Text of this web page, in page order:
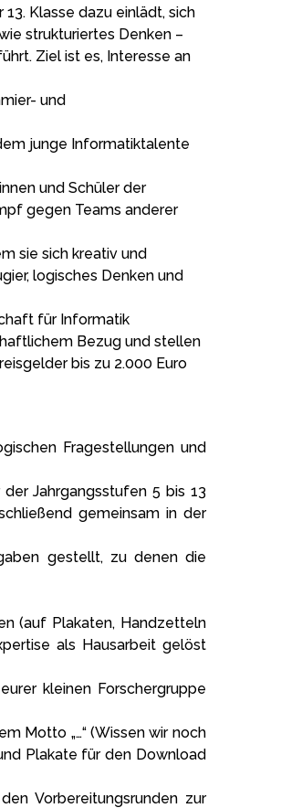
Klasse dazu einlädt, sich
strukturiertes Denken –
Ziel ist es, Interesse an
und
junge Informatiktalente
und Schüler der
gegen Teams anderer
sie sich kreativ und
logisches Denken und
für Informatik
Bezug und stellen
bis zu 2.000 Euro
Fragestellungen und
Jahrgangsstufen 5 bis 13
gemeinsam in der
gestellt, zu denen die
(auf Plakaten, Handzetteln
als Hausarbeit gelöst
kleinen Forschergruppe
Motto „…“ (Wissen wir noch
Plakate für den Download
Vorbereitungsrunden zur